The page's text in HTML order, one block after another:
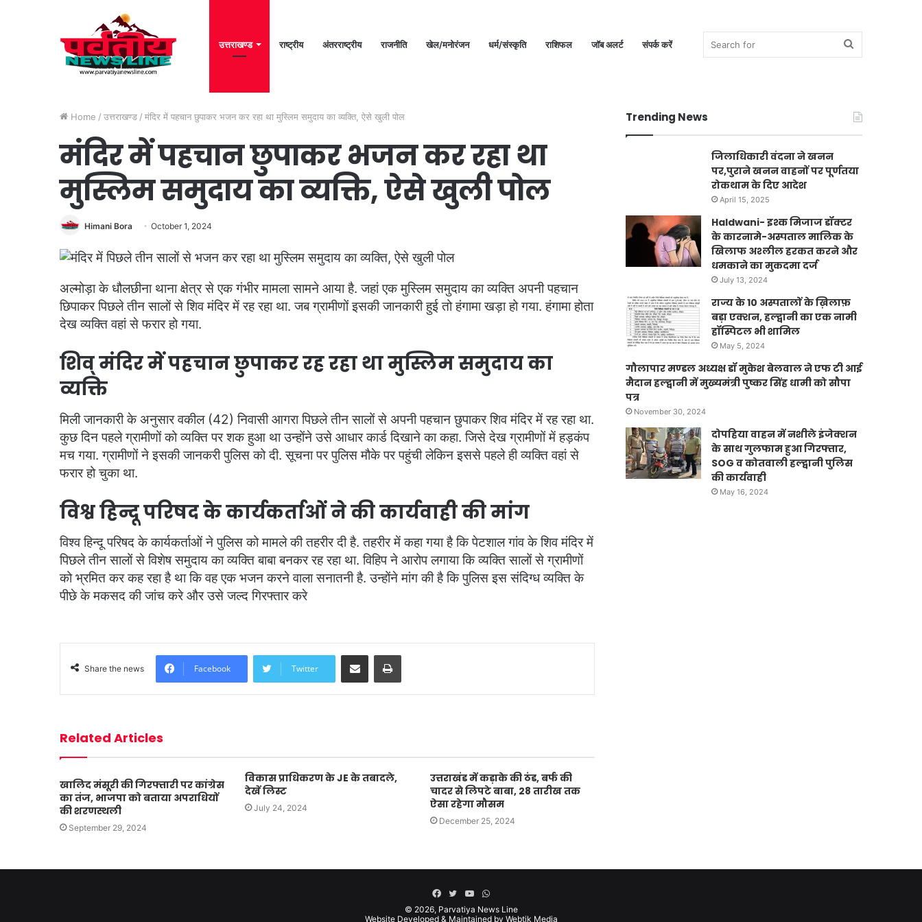
उत्तराखण्ड राष्ट्रीय अंतरराष्ट्रीय राजनीति खेल/मनोरंजन धर्म/संस्कृति राशिफल जॉब अलर्ट संपर्क करें
for
Home / उत्तराखण्ड / मंदिर में पहचान छुपाकर भजन कर रहा था मुस्लिम समुदाय का व्यक्ति, ऐसे खुली पोल
मंदिर में पहचान छुपाकर भजन कर रहा था
मुस्लिम समुदाय का व्यक्ति, ऐसे खुली पोल
Himani Bora October 1, 2024
अल्मोड़ा के धौलछीना थाना क्षेत्र से एक गंभीर मामला सामने आया है. जहां एक मुस्लिम समुदाय का व्यक्ति अपनी पहचान
छिपाकर पिछले तीन सालों से शिव मंदिर में रह रहा था. जब ग्रामीणों इसकी जानकारी हुई तो हंगामा खड़ा हो गया. हंगामा होता
देख व्यक्ति वहां से फरार हो गया.
शिव् मंदिर में पहचान छुपाकर रह रहा था मुस्लिम समुदाय का
व्यक्ति
मिली जानकारी के अनुसार वकील (42) निवासी आगरा पिछले तीन सालों से अपनी पहचान छुपाकर शिव मंदिर में रह रहा था.
कुछ दिन पहले ग्रामीणों को व्यक्ति पर शक हुआ था उन्होंने उसे आधार कार्ड दिखाने का कहा. जिसे देख ग्रामीणों में हड़कंप
मच गया. ग्रामीणों ने इसकी जानकरी पुलिस को दी. सूचना पर पुलिस मौके पर पहुंची लेकिन इससे पहले ही व्यक्ति वहां से
फरार हो चुका था.
विश्व हिन्दू परिषद के कार्यकर्ताओं ने की कार्यवाही की मांग
विश्व हिन्दू परिषद के कार्यकर्ताओं ने पुलिस को मामले की तहरीर दी है. तहरीर में कहा गया है कि पेटशाल गांव के शिव मंदिर में
पिछले तीन सालों से विशेष समुदाय का व्यक्ति बाबा बनकर रह रहा था. विहिप ने आरोप लगाया कि व्यक्ति सालों से ग्रामीणों
को भ्रमित कर कह रहा है था कि वह एक भजन करने वाला सनातनी है. उन्होंने मांग की है कि पुलिस इस संदिग्ध व्यक्ति के
पीछे के मकसद की जांच करे और उसे जल्द गिरफ्तार करे
Share the news Facebook Twitter
Share via Email Print
Related Articles
खालिद मंसूरी की गिरफ्तारी पर कांग्रेस
का तंज, भाजपा को बताया अपराधियों
की शरणस्थली
September 29, 2024
विकास प्राधिकरण के JE के तबादले,
देखें लिस्ट
July 24, 2024
उत्तराखंड में कड़ाके की ठंड, बर्फ की
चादर से लिपटे बाबा, 28 तारीख तक
ऐसा रहेगा मौसम
December 25, 2024
Trending News
जिलाधिकारी वंदना ने खनन
पर,पुराने खनन वाहनों पर पूर्णतया
रोकथाम के दिए आदेश
April 15, 2025
Haldwani- इश्क मिजाज डॉक्टर
के कारनामे-अस्पताल मालिक के
खिलाफ अश्लील हरकत करने और
धमकाने का मुकदमा दर्ज
July 13, 2024
राज्य के 10 अस्पतालों के ख़िलाफ़
बड़ा एक्शन, हल्द्वानी का एक नामी
हॉस्पिटल भी शामिल
May 5, 2024
गौलापार मण्डल अध्यक्ष डॉ मुकेश बेलवाल ने एफ टी आई
मैदान हल्द्वानी में मुख्यमंत्री पुष्कर सिंह धामी को सौपा
पत्र
November 30, 2024
दोपहिया वाहन में नशीले इंजेक्शन
के साथ गुलफाम हुआ गिरफ्तार,
SOG व कोतवाली हल्द्वानी पुलिस
की कार्यवाही
May 16, 2024
Facebook
TwitterYouTubeWhatsApp
© 2026, Parvatiya News Line
Website Developed & Maintained by Webtik Media